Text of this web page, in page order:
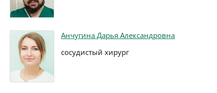
Анчугина Дарья Александровна
сосудистый хирург